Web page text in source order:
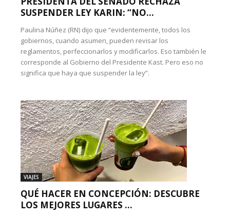
SUSPENDER LEY KARIN: “NO...
Paulina Núñez (RN) dijo que “evidentemente, todos los
gobiernos, cuando asumen, pueden revisar los
reglamentos, perfeccionarlos y modificarlos. Eso también le
corresponde al Gobierno del Presidente Kast. Pero eso no
significa que haya que suspender la ley”.
VIAJES
QUÉ HACER EN CONCEPCIÓN: DESCUBRE
LOS MEJORES LUGARES ...